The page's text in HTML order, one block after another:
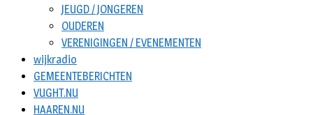
JEUGD / JONGEREN
OUDEREN
VERENIGINGEN / EVENEMENTEN
wijkradio
GEMEENTEBERICHTEN
VUGHT.NU
HAAREN.NU